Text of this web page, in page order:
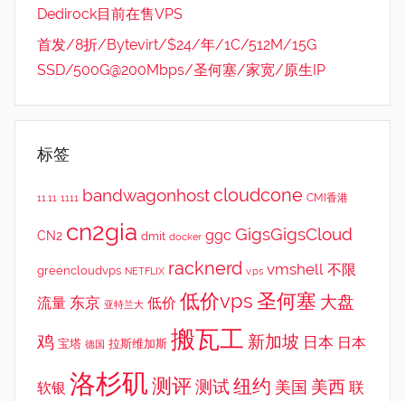
Dedirock目前在售VPS
首发/8折/Bytevirt/$24/年/1C/512M/15G
SSD/500G@200Mbps/圣何塞/家宽/原生IP
标签
11.11 1111 bandwagonhostcloudcone CMI香港
CN2 cn2gia dmit docker ggc GigsGigsCloud
greencloudvps NETFLIX racknerd v.ps vmshell 不限
流量 东京 亚特兰大 低价 低价vps 圣何塞 大盘
鸡 宝塔 德国 拉斯维加斯 搬瓦工 新加坡 日本 日本
软银 洛杉矶 测评测试纽约 美国 美西 联